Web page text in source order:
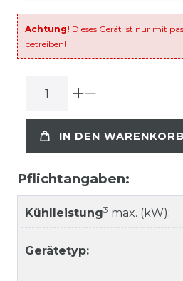
Achtung! Dieses Gerät ist nur mit
betreiben!
IN DEN WARENKORB
Pflichtangaben:
Kühlleistung3 max. (kW):
Gerätetyp: